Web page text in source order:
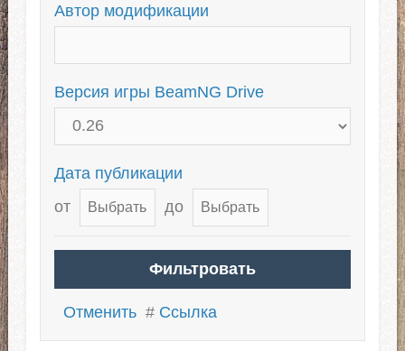
Автор модификации
Версия игры BeamNG Drive
Дата публикации
от
до
Отменить # Ссылка